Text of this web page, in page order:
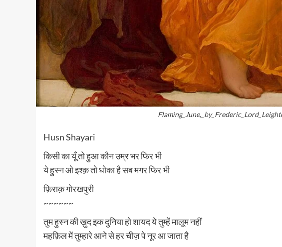
Husn Shayari
किसी का यूँ तो हुआ कौन उम्र भर फिर भी
ये हुस्न ओ इश्क़ तो धोका है सब मगर फिर भी
फ़िराक़ गोरखपुरी
~~~~~~
तुम हुस्न की ख़ुद इक दुनिया हो शायद ये तुम्हें मालूम नहीं
महफ़िल में तुम्हारे आने से हर चीज़ पे नूर आ जाता है